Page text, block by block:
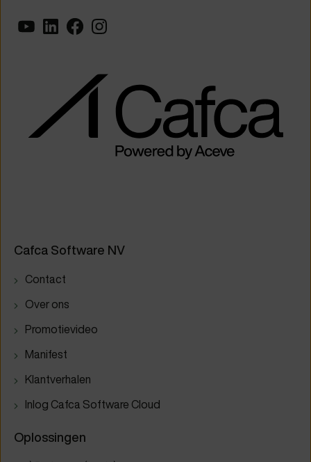
Cafca Software NV
Contact
Over ons
Promotievideo
Manifest
Klantverhalen
Inlog Cafca Software Cloud
Oplossingen